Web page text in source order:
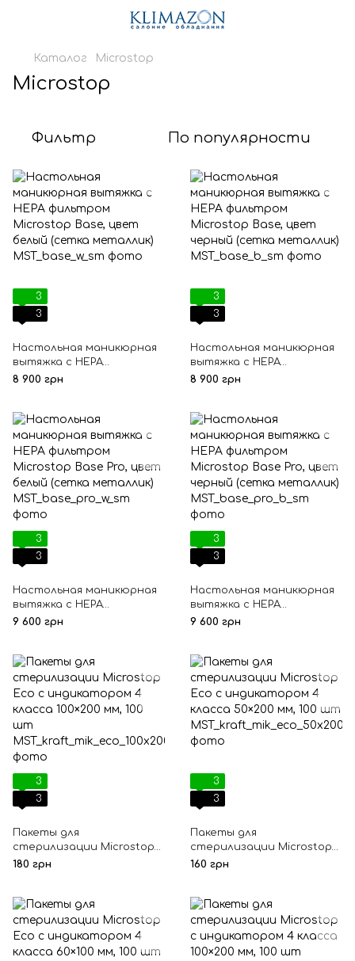
Каталог Microstop
Microstop
Фильтр По популярности
3
3
Настольная маникюрная
вытяжка с HEPA
фильтром Microstop Base,
8 900 грн
3
3
Настольная маникюрная
вытяжка с HEPA
фильтром Microstop Base,
8 900 грн
3
3
Настольная маникюрная
вытяжка с HEPA
фильтром Microstop Base
9 600 грн
3
3
Настольная маникюрная
вытяжка с HEPA
фильтром Microstop Base
9 600 грн
3
3
Пакеты для
стерилизации Microstop
Еco с индикатором 4
180 грн
3
3
Пакеты для
стерилизации Microstop
Еco с индикатором 4
160 грн